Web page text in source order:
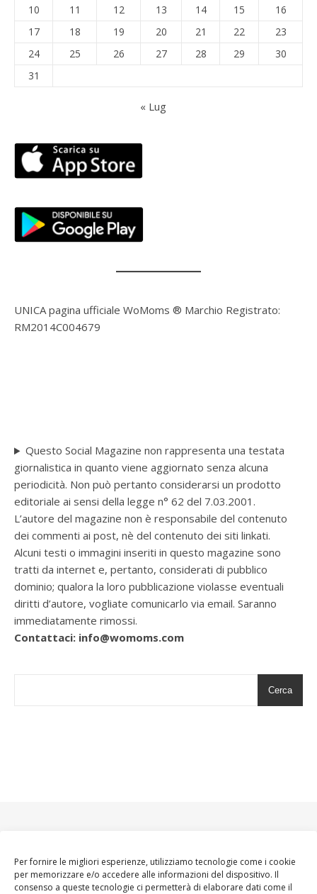
Per fornire le migliori esperienze, utilizziamo tecnologie come i cookie
per memorizzare e/o accedere alle informazioni del dispositivo. Il
consenso a queste tecnologie ci permetterà di elaborare dati come il
10
11 12 13 14 15
16
17
18 19 20 21 22
23
24
25 26 27 28 29
30
31
« Lug
UNICA pagina ufficiale WoMoms ® Marchio Registrato:
RM2014C004679
Questo Social Magazine non rappresenta una testata
giornalistica in quanto viene aggiornato senza alcuna
periodicità. Non può pertanto considerarsi un prodotto
editoriale ai sensi della legge n° 62 del 7.03.2001.
L’autore del magazine non è responsabile del contenuto
dei commenti ai post, nè del contenuto dei siti linkati.
Alcuni testi o immagini inseriti in questo magazine sono
tratti da internet e, pertanto, considerati di pubblico
dominio; qualora la loro pubblicazione violasse eventuali
diritti d’autore, vogliate comunicarlo via email. Saranno
immediatamente rimossi.
Contattaci: info@womoms.com
Cerca